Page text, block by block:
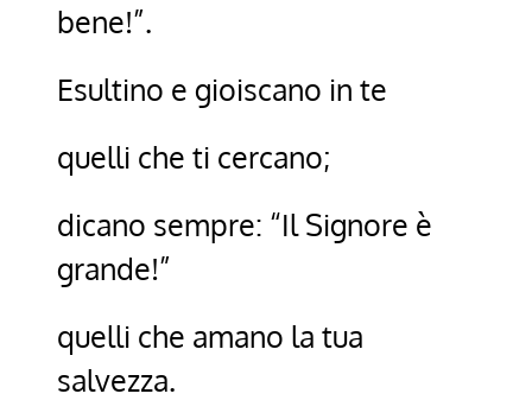
bene!”.
Esultino e gioiscano in te
quelli che ti cercano;
dicano sempre: “Il Signore è
grande!”
quelli che amano la tua
salvezza.